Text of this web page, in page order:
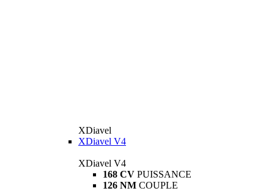
XDiavel
XDiavel V4
XDiavel V4
168 CV PUISSANCE
126 NM COUPLE